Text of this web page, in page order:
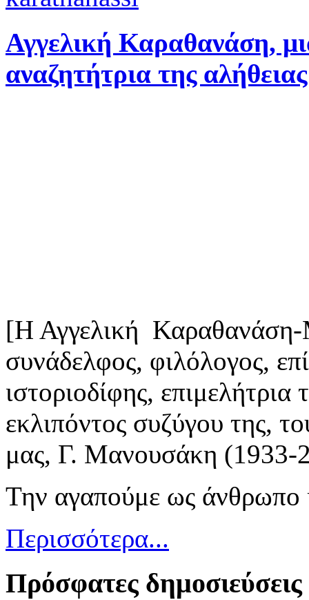
Αγγελική Καραθανάση,
αναζητήτρια της
[Η Αγγελική Καραθανάση-
συνάδελφος, φιλόλογος,
ιστοριοδίφης,
εκλιπόντος συζύγου της,
μας, Γ. Μανουσάκη (1933-
Την αγαπούμε ως άνθρωπο
Περισσότερα...
Πρόσφατες δημοσιεύσεις